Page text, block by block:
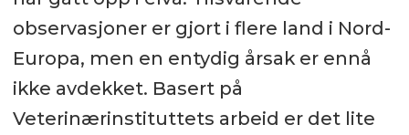
observasjoner er gjort i flere land i Nord-
Europa, men en entydig årsak er ennå
ikke avdekket. Basert på
Veterinærinstituttets arbeid er det lite